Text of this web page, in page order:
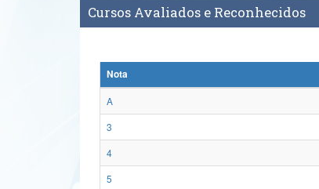
Cursos Avaliados e Reconhecidos
Nota
A
3
4
5